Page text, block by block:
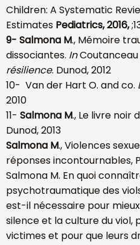
Children: A Systematic
Estimates Pediatrics, 2016,
9- Salmona M., Mémoire
dissociantes. InCoutanceau
résilience. Dunod, 2012
10- Van der Hart O. and co.
2010
11- Salmona M., Le livre noir
Dunod, 2013
Salmona M., Violences
réponses incontournables,
Salmona M. En quoi
psychotraumatique des
est-il nécessaire pour
silence et la culture du viol,
victimes et pour que leurs